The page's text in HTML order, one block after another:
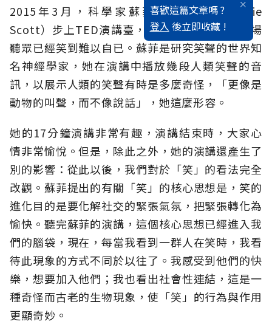
喜歡這篇文章嗎 ?
登入 後立即收藏 !
2015年3月，科學家蘇菲•史考特（Sophie
Scott）步上TED演講臺，開講不到兩分鐘，全場
聽眾已經笑到難以自已。蘇菲是研究笑聲的世界知
名神經學家，她在演講中播放幾段人類笑聲的音
訊，以展示人類的笑聲有時是多麼奇怪，「更像是
動物的叫聲，而不像說話」，她這麼形容。
她的17分鐘演講非常有趣，演講結束時，大家心
情非常愉悅。但是，除此之外，她的演講還產生了
別的影響：從此以後，我們對於「笑」的看法完全
改觀。蘇菲提出的有關「笑」的核心思想是，笑的
進化目的是要化解社交的緊張氣氛，把緊張轉化為
愉快。聽完蘇菲的演講，這個核心思想已經進入我
們的腦袋，現在，每當我看到一群人在笑時，我看
待此現象的方式不同於以往了。我感受到他們的快
樂，想要加入他們；我也看出社會性連結，這是一
種奇怪而古老的生物現象，使「笑」的行為與作用
更顯奇妙。